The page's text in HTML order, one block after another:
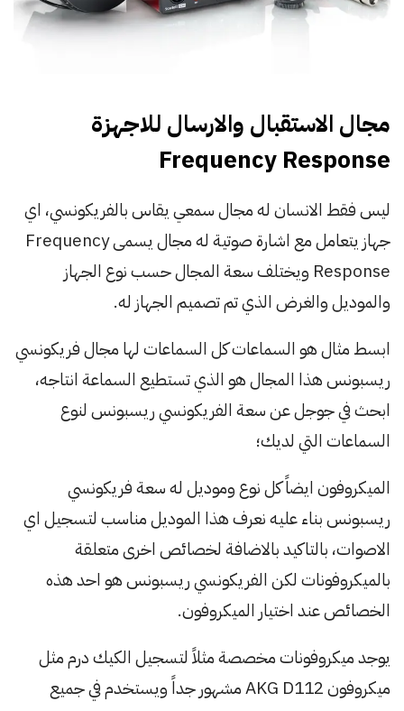
مجال الاستقبال والارسال للاجهزة
Frequency Response
ليس فقط الانسان له مجال سمعي يقاس بالفريكونسي، اي
جهاز يتعامل مع اشارة صوتية له مجال يسمى Frequency
Response ويختلف سعة المجال حسب نوع الجهاز
والموديل والغرض الذي تم تصميم الجهاز له.
ابسط مثال هو السماعات كل السماعات لها مجال فريكونسي
ريسبونس هذا المجال هو الذي تستطيع السماعة انتاجه،
ابحث في جوجل عن سعة الفريكونسي ريسبونس لنوع
السماعات التي لديك؛
الميكروفون ايضاً كل نوع وموديل له سعة فريكونسي
ريسبونس بناء عليه نعرف هذا الموديل مناسب لتسجيل اي
الاصوات، بالتاكيد بالاضافة لخصائص اخرى متعلقة
بالميكروفونات لكن الفريكونسي ريسبونس هو احد هذه
الخصائص عند اختيار الميكروفون.
يوجد ميكروفونات مخصصة مثلاً لتسجيل الكيك درم مثل
ميكروفون AKG D112 مشهور جداً ويستخدم في جميع